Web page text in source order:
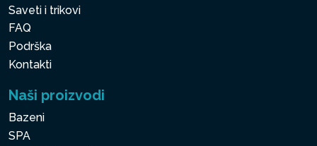
Saveti i trikovi
FAQ
Podrška
Kontakti
Naši proizvodi
Bazeni
SPA